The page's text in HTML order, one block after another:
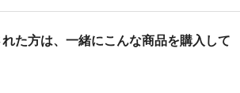
た方は、一緒にこんな商品を購入して